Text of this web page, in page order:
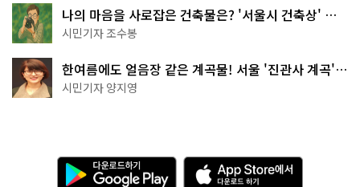
나의 마음을 사로잡은 건축물은? '서울시 건축상' 수
상작 공개!
시민기자 조수봉
한여름에도 얼음장 같은 계곡물! 서울 '진관사 계곡'이
천국이네~
시민기자 양지영
다
운
A
p